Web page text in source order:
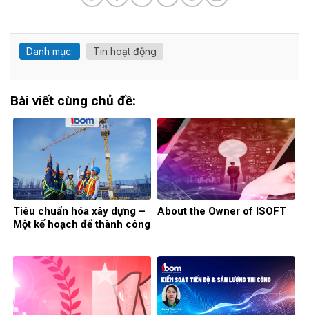
Danh mục: Tin hoạt động
Bài viết cùng chủ đề:
Tiêu chuẩn hóa xây dựng –
Một kế hoạch để thành công
About the Owner of ISOFT